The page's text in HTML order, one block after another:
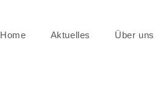
Home Aktuelles Über uns